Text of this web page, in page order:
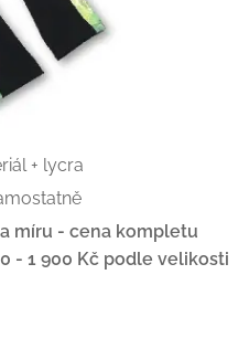
+ lycra
míru - cena kompletu
- 1 900 Kč podle velikosti